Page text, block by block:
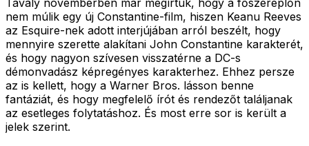
nem múlik egy új Constantine-film, hiszen Keanu Reeves
az Esquire-nek adott interjújában arról beszélt, hogy
mennyire szerette alakítani John Constantine karakterét,
és hogy nagyon szívesen visszatérne a DC-s
démonvadász képregényes karakterhez. Ehhez persze
az is kellett, hogy a Warner Bros. lásson benne
fantáziát, és hogy megfelelő írót és rendezőt találjanak
az esetleges folytatáshoz. És most erre sor is került a
jelek szerint.